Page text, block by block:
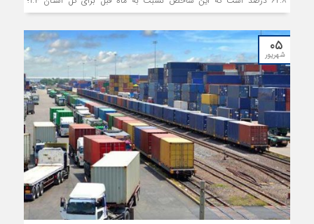
مناطق شهری ۰.۹ و مناطق روستایی ۲.۹ درصد کاهش یافته است.
۰۵
شهریور